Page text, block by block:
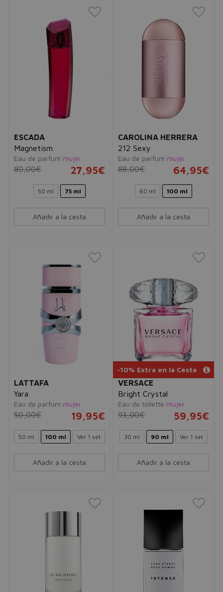
ESCADA
Magnetism
Eau de parfum mujer
80,00€ 27,95€
50 ml 75 ml
Añadir a la cesta
CAROLINA HERRERA
212 Sexy
Eau de parfum mujer
88,00€ 64,95€
60 ml 100 ml
Añadir a la cesta
LATTAFA
Yara
Eau de parfum mujer
50,00€ 19,95€
50 ml 100 ml Ver 1 set
Añadir a la cesta
-10% Extra en la Cesta
VERSACE
Bright Crystal
Eau de toilette mujer
93,00€ 59,95€
30 ml 90 ml Ver 1 set
Añadir a la cesta